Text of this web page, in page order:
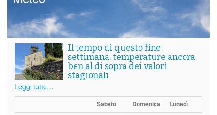
Il tempo di questo fine
settimana. temperature ancora
ben al di sopra dei valori
stagionali
Leggi tutto…
Sabato Domenica Lunedì